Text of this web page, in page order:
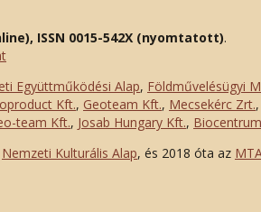
ISSN 0015-542X (nyomtatott).
Együttműködési Alap, Földművelésügyi
Kft., Geoteam Kft., Mecsekérc Zrt.,
team Kft., Josab Hungary Kft.,
Nemzeti Kulturális Alap, és 2018 óta az